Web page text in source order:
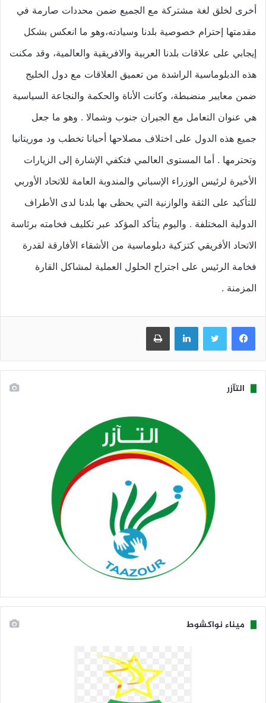
أخرى لخلق لغة مشتركة مع الجميع ضمن محددات صارمة في
مقدمتها إحترام خصوصية بلدنا وسيادته،وهو ما انعكس بشكل
إيجابي على علاقات بلدنا العربية والافريقية والعالمية، وقد مكنت
هذه الدبلوماسية الراشدة من تعميق العلاقات مع دول الخليج
ضمن معايير منضبطة، وكانت الأناة والحكمة والنجاعة السياسية
هي عنوان التعامل مع الجيران جنوب وشمالا . وهو ما جعل
جميع هذه الدول على اختلاف مصلاحها أحيانا تخطب ود موريتانيا
وتحترمها . أما المستوى العالمي فتكفي الإشارة إلى الزيارات
الأخيرة لرئيس الوزراء الإسباني والمندوبة العامة للاتحاد الأوربي
للتأكيد على الثقة والوازنية التي يحظى بها بلدنا لدى الأطراف
الدولية المختلفة . واليوم يتأكد المؤكد عبر تكليف فخامته برئاسة
الاتحاد الأفريقي كتزكية دبلوماسية من الأشقاء الأفارقة لقدرة
فخامة الرئيس على اجتراح الحلول العملية لمشاكل القارة
المزمنة .
فيسبوك تويتر لينكدإن طباعة
التآزر
ميناء نواكشوط